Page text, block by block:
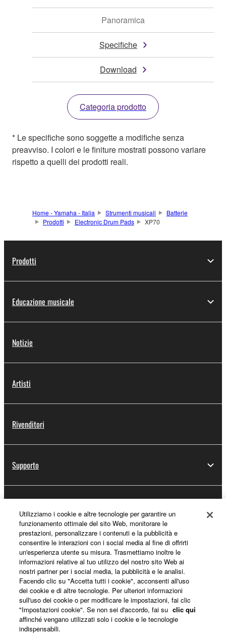
Panoramica
Specifiche
Download
Categoria prodotto
* Le specifiche sono soggette a modifiche senza
preavviso. I colori e le finiture mostrati possono variare
rispetto a quelli dei prodotti reali.
Home - Yamaha - Italia Strumenti musicali
Batterie
Prodotti
Electronic Drum Pads XP70
Prodotti
Educazione musicale
Notizie
Artisti
Rivenditori
Supporto
Informazioni su Yamaha
Italia - Italian
Affari
Utilizziamo i cookie e altre tecnologie per garantire un
funzionamento ottimale del sito Web, monitorare le
prestazioni, personalizzare i contenuti e la pubblicità e
consentire le interazioni con i social media al fine di offrirti
un'esperienza utente su misura. Trasmettiamo inoltre le
informazioni relative al tuo utilizzo del nostro sito Web ai
nostri partner per i social media, la pubblicità e le analisi.
Facendo clic su "Accetta tutti i cookie", acconsenti all'uso
dei cookie e di altre tecnologie. Per ulteriori informazioni
sull'uso dei cookie o per modificare le impostazioni, fai clic
"Impostazioni cookie". Se non sei d'accordo, fai su clic qui
affinché vengano utilizzati solo i cookie e le tecnologie
indispensabili.